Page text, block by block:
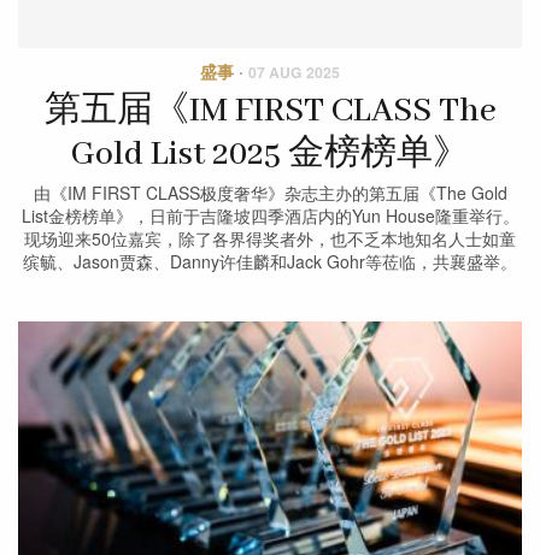
盛事 · 07 AUG 2025
第五届《IM FIRST CLASS The
Gold List 2025 金榜榜单》
由《IM FIRST CLASS极度奢华》杂志主办的第五届《The Gold
List金榜榜单》，日前于吉隆坡四季酒店内的Yun House隆重举行。
现场迎来50位嘉宾，除了各界得奖者外，也不乏本地知名人士如童
缤毓、Jason贾森、Danny许佳麟和Jack Gohr等莅临，共襄盛举。